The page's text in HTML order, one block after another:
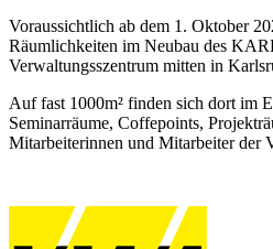
Voraussichtlich ab dem 1. Oktober
Räumlichkeiten im Neubau des
Verwaltungsszentrum mitten in
Auf fast 1000m² finden sich dort im
Seminarräume, Coffepoints,
Mitarbeiterinnen und Mitarbeiter der